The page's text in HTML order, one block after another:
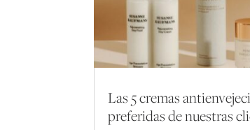
Las 5 cremas
preferidas de nuestras